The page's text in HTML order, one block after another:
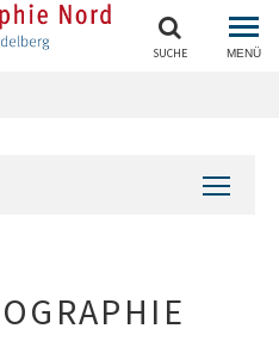
SUCHE MENÜ